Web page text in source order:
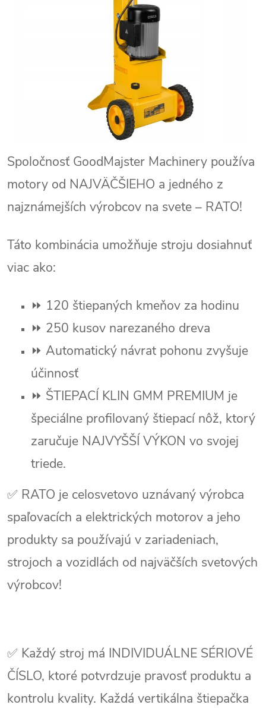
Spoločnosť GoodMajster Machinery používa
motory od NAJVÄČŠIEHO a jedného z
najznámejších výrobcov na svete – RATO!
Táto kombinácia umožňuje stroju dosiahnuť
viac ako:
⏩ 120 štiepaných kmeňov za hodinu
⏩ 250 kusov narezaného dreva
⏩ Automatický návrat pohonu zvyšuje
účinnosť
⏩ ŠTIEPACÍ KLIN GMM PREMIUM je
špeciálne profilovaný štiepací nôž, ktorý
zaručuje NAJVYŠŠÍ VÝKON vo svojej
triede.
✅ RATO je celosvetovo uznávaný výrobca
spaľovacích a elektrických motorov a jeho
produkty sa používajú v zariadeniach,
strojoch a vozidlách od najväčších svetových
výrobcov!
✅ Každý stroj má INDIVIDUÁLNE SÉRIOVÉ
ČÍSLO, ktoré potvrdzuje pravosť produktu a
kontrolu kvality. Každá vertikálna štiepačka